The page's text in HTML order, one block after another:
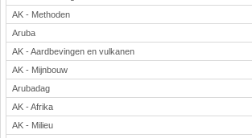
AK - Methoden
Aruba
AK - Aardbevingen en vulkanen
AK - Mijnbouw
Arubadag
AK - Afrika
AK - Milieu